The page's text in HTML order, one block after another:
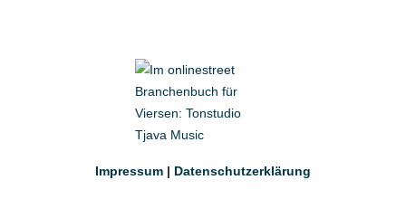
Impressum | Datenschutzerklärung